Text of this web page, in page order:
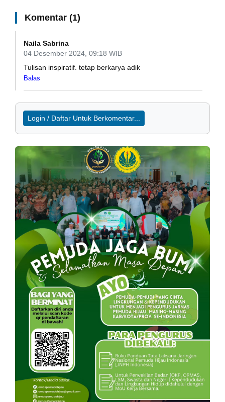
Komentar (1)
Naila Sabrina
04 Desember 2024, 09:18 WIB
Tulisan inspiratif. tetap berkarya adik
Balas
Login / Daftar Untuk Berkomentar...